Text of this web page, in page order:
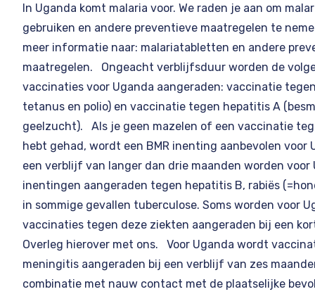
In Uganda komt malaria voor. We raden je aan om
gebruiken en andere preventieve maatregelen te
meer informatie naar: malariatabletten en andere
maatregelen. Ongeacht verblijfsduur worden de
vaccinaties voor Uganda aangeraden: vaccinatie
tetanus en polio) en vaccinatie tegen hepatitis A
geelzucht). Als je geen mazelen of een vaccinatie
hebt gehad, wordt een BMR inenting aanbevolen voor
een verblijf van langer dan drie maanden worden voor
inentingen aangeraden tegen hepatitis B, rabiës
in sommige gevallen tuberculose. Soms worden voor
vaccinaties tegen deze ziekten aangeraden bij een
Overleg hierover met ons. Voor Uganda wordt
meningitis aangeraden bij een verblijf van zes
combinatie met nauw contact met de plaatselijke